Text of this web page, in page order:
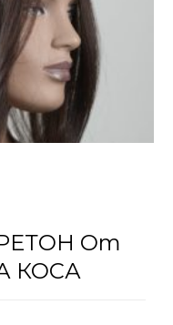
От
КОСА